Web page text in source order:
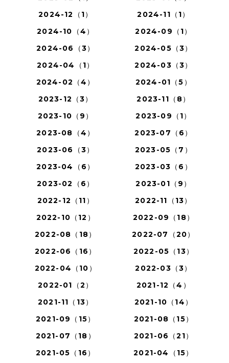
2024-12（1）
2024-11（1）
2024-10（4）
2024-09（1）
2024-06（3）
2024-05（3）
2024-04（1）
2024-03（3）
2024-02（4）
2024-01（5）
2023-12（3）
2023-11（8）
2023-10（9）
2023-09（1）
2023-08（4）
2023-07（6）
2023-06（3）
2023-05（7）
2023-04（6）
2023-03（6）
2023-02（6）
2023-01（9）
2022-12（11）
2022-11（13）
2022-10（12）
2022-09（18）
2022-08（18）
2022-07（20）
2022-06（16）
2022-05（13）
2022-04（10）
2022-03（3）
2022-01（2）
2021-12（4）
2021-11（13）
2021-10（14）
2021-09（15）
2021-08（15）
2021-07（18）
2021-06（21）
2021-05（16）
2021-04（15）